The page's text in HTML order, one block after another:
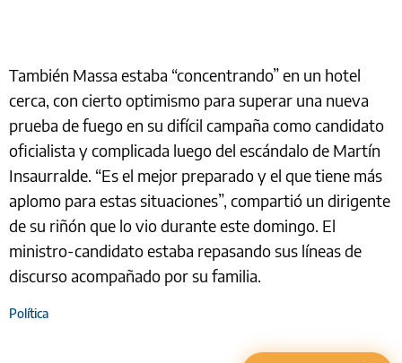
También Massa estaba “concentrando” en un hotel
cerca, con cierto optimismo para superar una nueva
prueba de fuego en su difícil campaña como candidato
oficialista y complicada luego del escándalo de Martín
Insaurralde. “Es el mejor preparado y el que tiene más
aplomo para estas situaciones”, compartió un dirigente
de su riñón que lo vio durante este domingo. El
ministro-candidato estaba repasando sus líneas de
discurso acompañado por su familia.
Política